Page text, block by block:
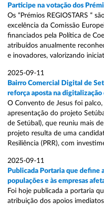
Participe na votação dos
Os “Prémios REGIOSTARS “
excelência da Comissão
financiados pela Política de
atribuídos anualmente
e inovadores, valorizando
2025-09-11
Bairro Comercial Digital de
reforça aposta na
O Convento de Jesus foi
apresentação do projeto
de Setúbal), que reuniu mais
projeto resulta de uma
Resiliência (PRR), com
2025-09-11
Publicada Portaria que define
populações e às empresas
Foi hoje publicada a portaria
atribuição dos apoios